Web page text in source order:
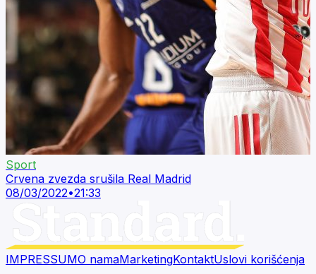
Sport
Crvena zvezda srušila Real Madrid
08/03/2022•21:33
IMPRESSUMO namaMarketingKontaktUslovi korišćenja